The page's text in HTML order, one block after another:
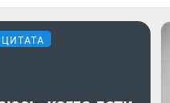
ЦИТАТА